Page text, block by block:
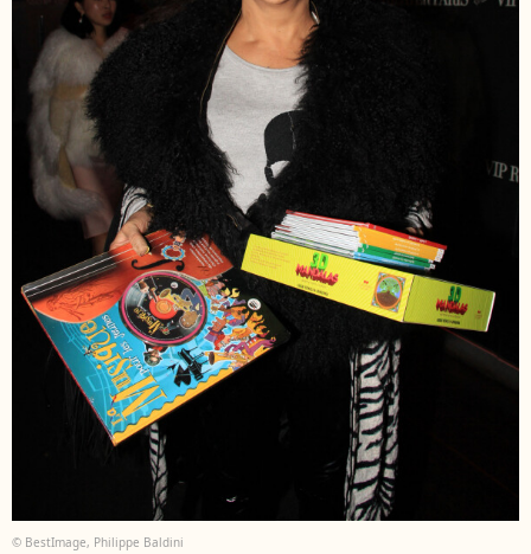
© BestImage, Philippe Baldini